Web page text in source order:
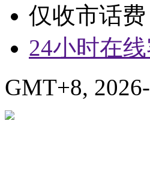
仅收市话
24小时在
GMT+8,